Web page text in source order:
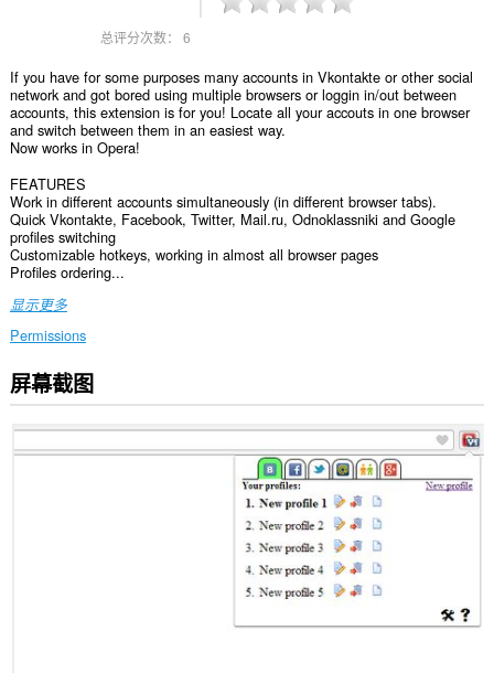
总评分次数： 6
If you have for some purposes many accounts in Vkontakte or other social
network and got bored using multiple browsers or loggin in/out between
accounts, this extension is for you! Locate all your accouts in one browser
and switch between them in an easiest way.
Now works in Opera!
FEATURES
Work in different accounts simultaneously (in different browser tabs).
Quick Vkontakte, Facebook, Twitter, Mail.ru, Odnoklassniki and Google
profiles switching
Customizable hotkeys, working in almost all browser pages
Profiles ordering...
显示更多
Permissions
此
扩
可
访
屏幕截图